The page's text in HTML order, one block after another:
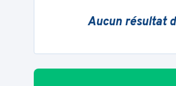
Aucun résultat